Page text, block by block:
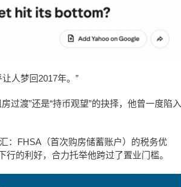
人梦回2017年。”
过渡”还是“持币观望”的抉择，他曾一度陷入
：FHSA（首次购房储蓄账户）的税务优
的利好，合力托举他跨过了置业门槛。